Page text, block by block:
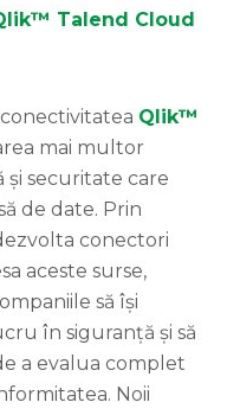
Talend Cloud
Qlik™
mai multor
și securitate care
de date. Prin
conectori
aceste surse,
să își
în siguranță și să
a evalua complet
Noii